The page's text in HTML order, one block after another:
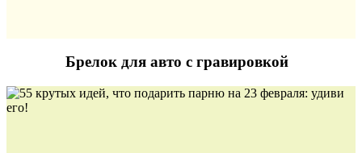
Брелок для авто с гравировкой